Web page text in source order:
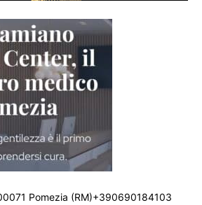
Pomezia (RM)+390690184103